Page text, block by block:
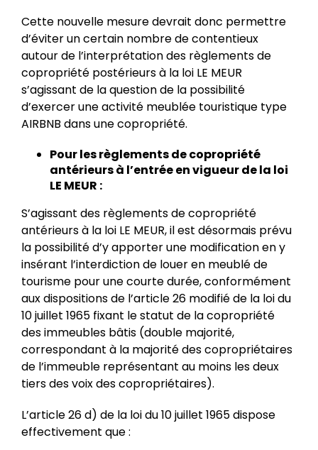
Cette nouvelle mesure devrait donc permettre
d’éviter un certain nombre de contentieux
autour de l’interprétation des règlements de
copropriété postérieurs à la loi LE MEUR
s’agissant de la question de la possibilité
d’exercer une activité meublée touristique type
AIRBNB dans une copropriété.
Pour les règlements de copropriété
antérieurs à l’entrée en vigueur de la loi
LE MEUR :
S’agissant des règlements de copropriété
antérieurs à la loi LE MEUR, il est désormais prévu
la possibilité d’y apporter une modification en y
insérant l’interdiction de louer en meublé de
tourisme pour une courte durée, conformément
aux dispositions de l’article 26 modifié de la loi du
10 juillet 1965 fixant le statut de la copropriété
des immeubles bâtis (double majorité,
correspondant à la majorité des copropriétaires
de l’immeuble représentant au moins les deux
tiers des voix des copropriétaires).
L’article 26 d) de la loi du 10 juillet 1965 dispose
effectivement que :